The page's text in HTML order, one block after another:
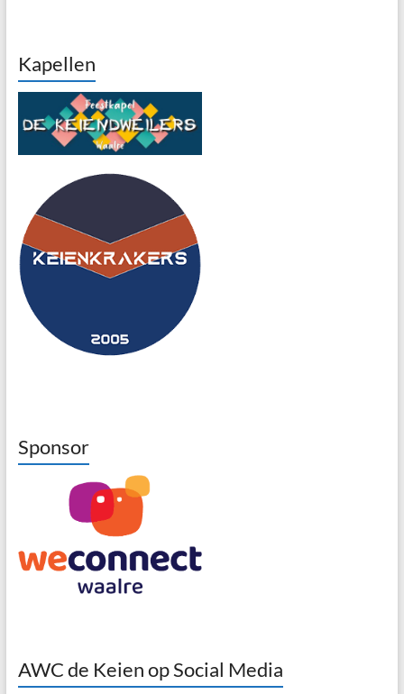
Kapellen
Sponsor
AWC de Keien op Social Media